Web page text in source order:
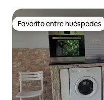
Favorito entre huéspedes
Favorito entre huéspedes